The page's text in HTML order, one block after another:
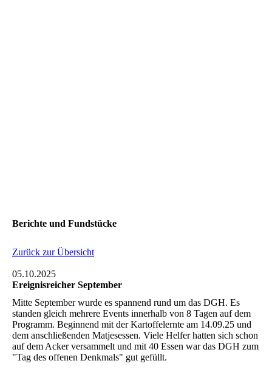
Berichte und Fundstücke
Zurück zur Übersicht
05.10.2025
Ereignisreicher September
Mitte September wurde es spannend rund um das DGH. Es
standen gleich mehrere Events innerhalb von 8 Tagen auf dem
Programm. Beginnend mit der Kartoffelernte am 14.09.25 und
dem anschließenden Matjesessen. Viele Helfer hatten sich schon
auf dem Acker versammelt und mit 40 Essen war das DGH zum
"Tag des offenen Denkmals" gut gefüllt.